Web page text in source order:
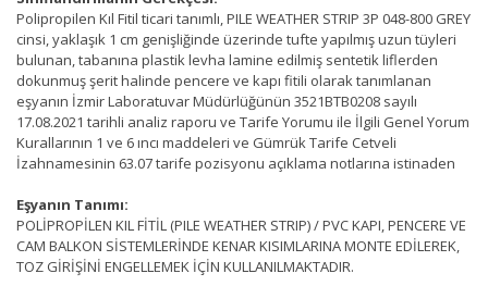
Polipropilen Kıl Fitil ticari tanımlı, PILE WEATHER STRIP 3P 048-800 GREY
cinsi, yaklaşık 1 cm genişliğinde üzerinde tufte yapılmış uzun tüyleri
bulunan, tabanına plastik levha lamine edilmiş sentetik liflerden
dokunmuş şerit halinde pencere ve kapı fitili olarak tanımlanan
eşyanın İzmir Laboratuvar Müdürlüğünün 3521BTB0208 sayılı
17.08.2021 tarihli analiz raporu ve Tarife Yorumu ile İlgili Genel Yorum
Kurallarının 1 ve 6 ıncı maddeleri ve Gümrük Tarife Cetveli
İzahnamesinin 63.07 tarife pozisyonu açıklama notlarına istinaden
Eşyanın Tanımı:
POLİPROPİLEN KIL FİTİL (PILE WEATHER STRIP) / PVC KAPI, PENCERE VE
CAM BALKON SİSTEMLERİNDE KENAR KISIMLARINA MONTE EDİLEREK,
TOZ GİRİŞİNİ ENGELLEMEK İÇİN KULLANILMAKTADIR.